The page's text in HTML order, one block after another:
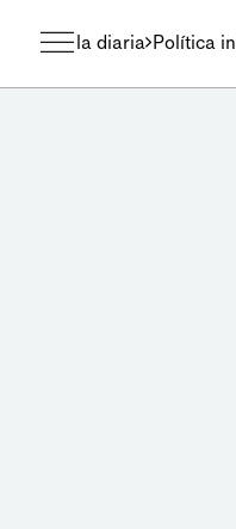
la diaria Política